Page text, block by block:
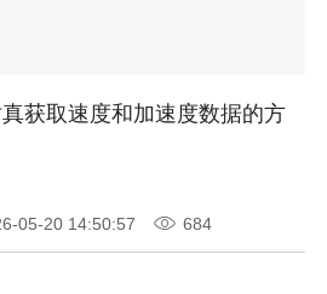
获取速度和加速度数据的方
05-20 14:50:57 684